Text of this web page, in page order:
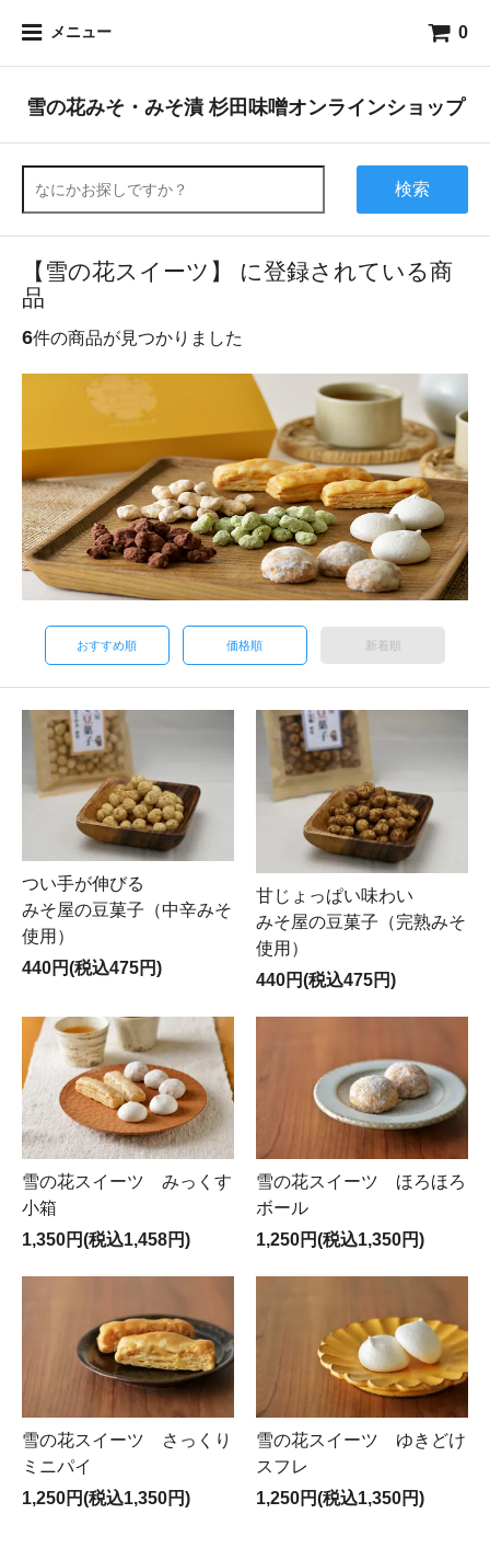
メニュー 0
雪の花みそ・みそ漬 杉田味噌オンラインショップ
検索
【雪の花スイーツ】 に登録されている商
品
6件の商品が見つかりました
おすすめ順 価格順 新着順
つい手が伸びる
みそ屋の豆菓子（中辛みそ
使用）
440円(税込475円)
甘じょっぱい味わい
みそ屋の豆菓子（完熟みそ
使用）
440円(税込475円)
雪の花スイーツ みっくす
小箱
1,350円(税込1,458円)
雪の花スイーツ ほろほろ
ボール
1,250円(税込1,350円)
雪の花スイーツ さっくり
ミニパイ
1,250円(税込1,350円)
雪の花スイーツ ゆきどけ
スフレ
1,250円(税込1,350円)